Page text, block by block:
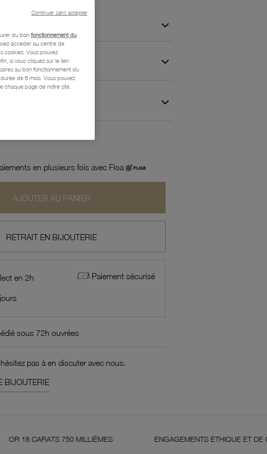
Retours et Garantie
en plusieurs fois avec Floa
AJOUTER AU PANIER
RETRAIT EN BIJOUTERIE
en 2h Paiement sécurisé
sous 72h ouvrées
pas à en discuter avec nous.
BIJOUTERIE
750 MILLIÈMES ENGAGEMENTS ÉTHIQUE ET DE QUALITÉ
du bon fonctionnement du
accéder au centre de
cookies. Vous pouvez
si vous cliquez sur le lien
au bon fonctionnement du
de 6 mois. Vous pouvez
chaque page de notre site.
Continuer sans accepter